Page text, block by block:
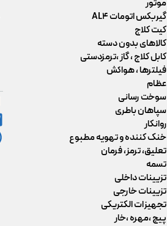
موتور
گیربکس اتومات AL4
کیت کلاج
کالاهای بدون دسته
کابل کلاج ، گاز ،ترمزدستی
فیلترها ، هواکش
عظام
سوخت رسانی
سپاهان باطری
روانکار
خنک کننده و تهویه مطبوع
تعلیق، ترمز، فرمان
تسمه
تزیینات داخلی
تزیینات خارجی
تجهیزات الکتریکی
پیچ ،مهره ،خار